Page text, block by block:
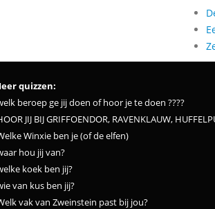
quizzen:
beroep ge jij doen of hoor je te doen ????
JIJ BIJ GRIFFOENDOR, RAVENKLAUW,
Winxie ben je (of de elfen)
hou jij van?
koek ben jij?
van kus ben jij?
vak van Zweinstein past bij jou?